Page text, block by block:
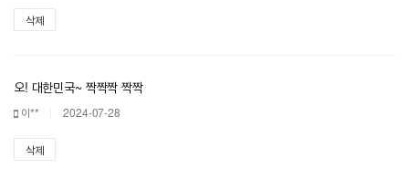
삭제
오! 대한민국~ 짝짝짝 짝짝
이** 2024-07-28
삭제